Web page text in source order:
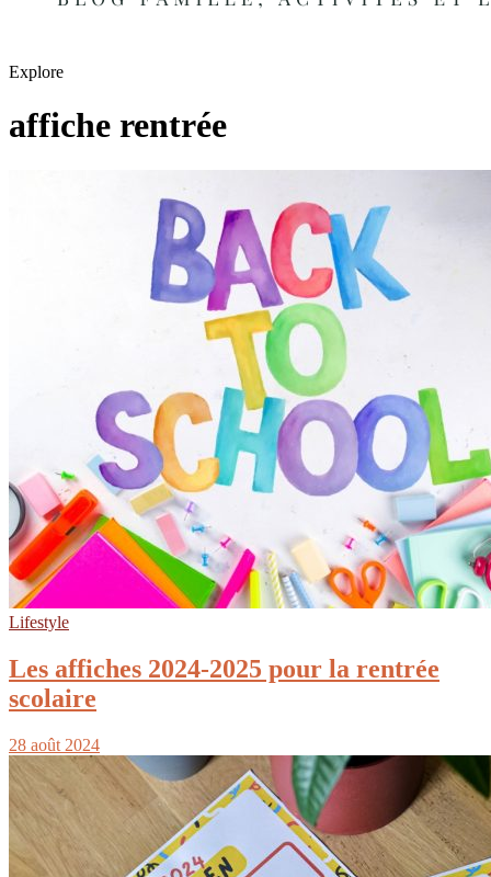
Explore
affiche rentrée
Lifestyle
Les affiches 2024-2025 pour la rentrée
scolaire
28 août 2024